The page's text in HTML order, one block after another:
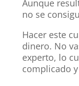
Aunque
no se
Hacer este
dinero. No
experto, lo
complicado